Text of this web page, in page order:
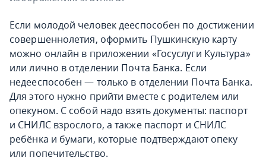
Если молодой человек дееспособен по достижении
совершеннолетия, оформить Пушкинскую карту
можно онлайн в приложении «Госуслуги Культура»
или лично в отделении Почта Банка. Если
недееспособен — только в отделении Почта Банка.
Для этого нужно прийти вместе с родителем или
опекуном. С собой надо взять документы: паспорт
и СНИЛС взрослого, а также паспорт и СНИЛС
ребёнка и бумаги, которые подтверждают опеку
или попечительство.